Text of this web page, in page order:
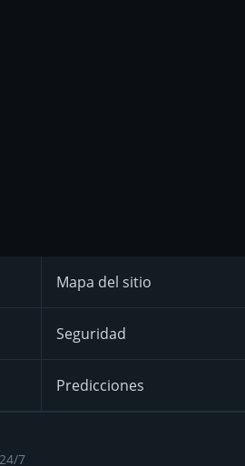
Mapa del sitio
Seguridad
Predicciones
7